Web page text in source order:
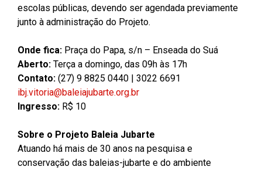
escolas públicas, devendo ser agendada previamente
junto à administração do Projeto.
Onde fica: Praça do Papa, s/n – Enseada do Suá
Aberto: Terça a domingo, das 09h às 17h
Contato: (27) 9 8825 0440 | 3022 6691
ibj.vitoria@baleiajubarte.org.br
Ingresso: R$ 10
Sobre o Projeto Baleia Jubarte
Atuando há mais de 30 anos na pesquisa e
conservação das baleias-jubarte e do ambiente